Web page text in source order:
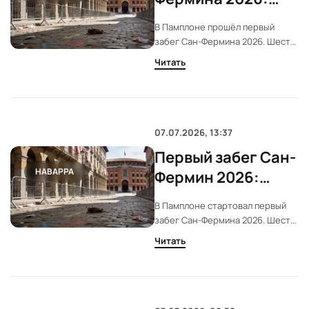
скорость и травмы
на Estafeta
В Памплоне прошёл первый
забег Сан-Фермина 2026. Шесть
быков Fuente Ymbro пронеслись
по улицам за 2 минуты 16 секунд.
Читать
НАВАРРА
07.07.2026, 13:37
Первый забег Сан-
Фермин 2026:
манада Fuente
Ymbro за 2:16
В Памплоне стартовал первый
забег Сан-Фермина 2026. Шесть
быков Fuente Ymbro преодолели
маршрут за 2 минуты 16 секунд.
Читать